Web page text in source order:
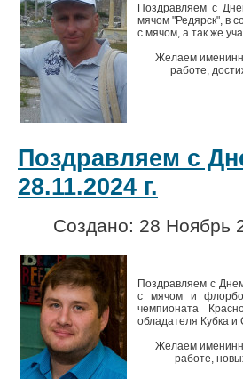
Поздравляем с
мячом "Редярск", в
с мячом, а так же
Желаем
работе,
Поздравляем с
28.11.2024 г.
Создано: 28 Ноябрь
Поздравляем с
с мячом и
чемпионата
обладателя Кубка и
Желаем
работе,